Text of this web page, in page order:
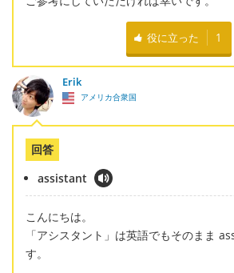
役に立った 1
Erik
アメリカ合衆国
回答
assistant
こんにちは。
「アシスタント」は英語でもそのまま
す。